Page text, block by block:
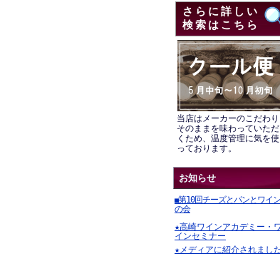
さらに詳しい
検索はこちら
当店はメーカーのこだわり
そのままを味わっていただ
くため、温度管理に気を使
っております。
お知らせ
■第10回チーズとパンとワイン
の会
★高崎ワインアカデミー・
インセミナー
★メディアに紹介されまし